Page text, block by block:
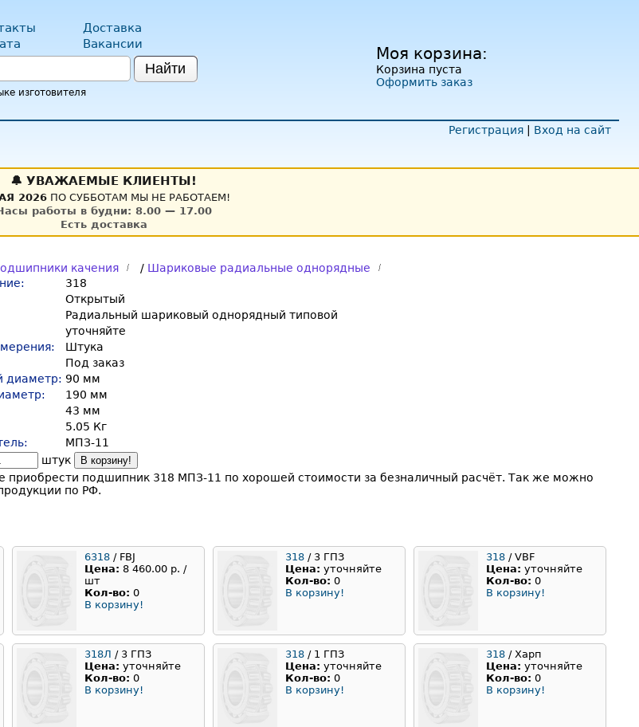
Моя корзина:
Корзина пуста
Оформить заказ
Доставка
Вакансии
Найти
изготовителя
Регистрация
Вход на сайт
🔔 УВАЖАЕМЫЕ КЛИЕНТЫ!
2026ПО СУББОТАМ МЫ НЕ РАБОТАЕМ!
работы в будни: 8.00 — 17.00
Есть доставка
качения / Шариковые радиальные однорядные
318
Открытый
Радиальный шариковый однорядный типовой
уточняйте
Штука
Под заказ
диаметр: 90 мм
190 мм
43 мм
5.05 Кг
МПЗ-11
штук В корзину!
подшипник 318 МПЗ-11 по хорошей стоимости за безналичный расчёт. Так же можно
по РФ.
6318 / FBJ
Цена: 8 460.00 р. /
шт
Кол-во: 0
В корзину!
318 / 3 ГПЗ
Цена: уточняйте
Кол-во: 0
В корзину!
318 / VBF
Цена: уточняйте
Кол-во: 0
В корзину!
318Л / 3 ГПЗ
Цена: уточняйте
Кол-во: 0
В корзину!
318 / 1 ГПЗ
Цена: уточняйте
Кол-во: 0
В корзину!
318 / Харп
Цена: уточняйте
Кол-во: 0
В корзину!